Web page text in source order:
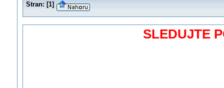
Stran: [1]
SLEDUJTE